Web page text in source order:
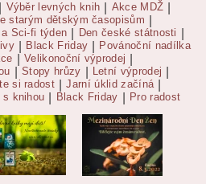
Výběr levných knih Akce MDŽ
starým dětským časopisům
Sci-fi týden Den české státnosti
Black Friday Povánoční nadílka
Velikonoční výprodej
Stopy hrůzy Letní výprodej
si radost Jarní úklid začíná
s knihou Black Friday Pro radost